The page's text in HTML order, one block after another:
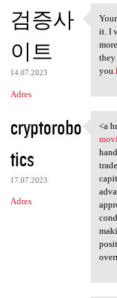
검증사
이트
14.07.2023
Adres
it. I
they
you.
cryptorobo
tics
17.07.2023
Adres
<a
<a